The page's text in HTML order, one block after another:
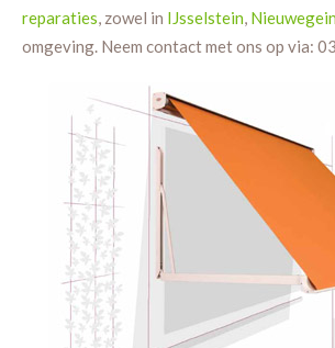
reparaties, zowel in IJsselstein, Nieuwegein
omgeving. Neem contact met ons op via: